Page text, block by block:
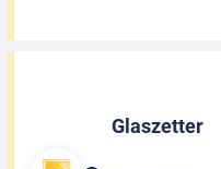
Glaszetter